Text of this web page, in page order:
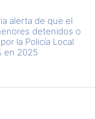
alerta de que el
detenidos o
la Policía Local
en 2025